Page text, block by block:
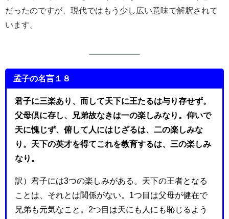
だったのですが、現代ではもう少し広い意味で解釈されて
います。
孟子の名言１８
君子に三楽あり、而して天下に王たるは与り存せず。
父母倶に存し、兄弟故なきは一の楽しみなり。仰いで
天に愧じず、俯して人にはじざるは、二の楽しみな
り。天下の英才を得てこれを教育するは、三の楽しみ
なり。
訳）君子には3つの楽しみがある。天下の王者となる
ことは、それとは関係がない。1つ目は父母が健在で
兄弟も元気なこと。2つ目は天にも人にも恥じるよう